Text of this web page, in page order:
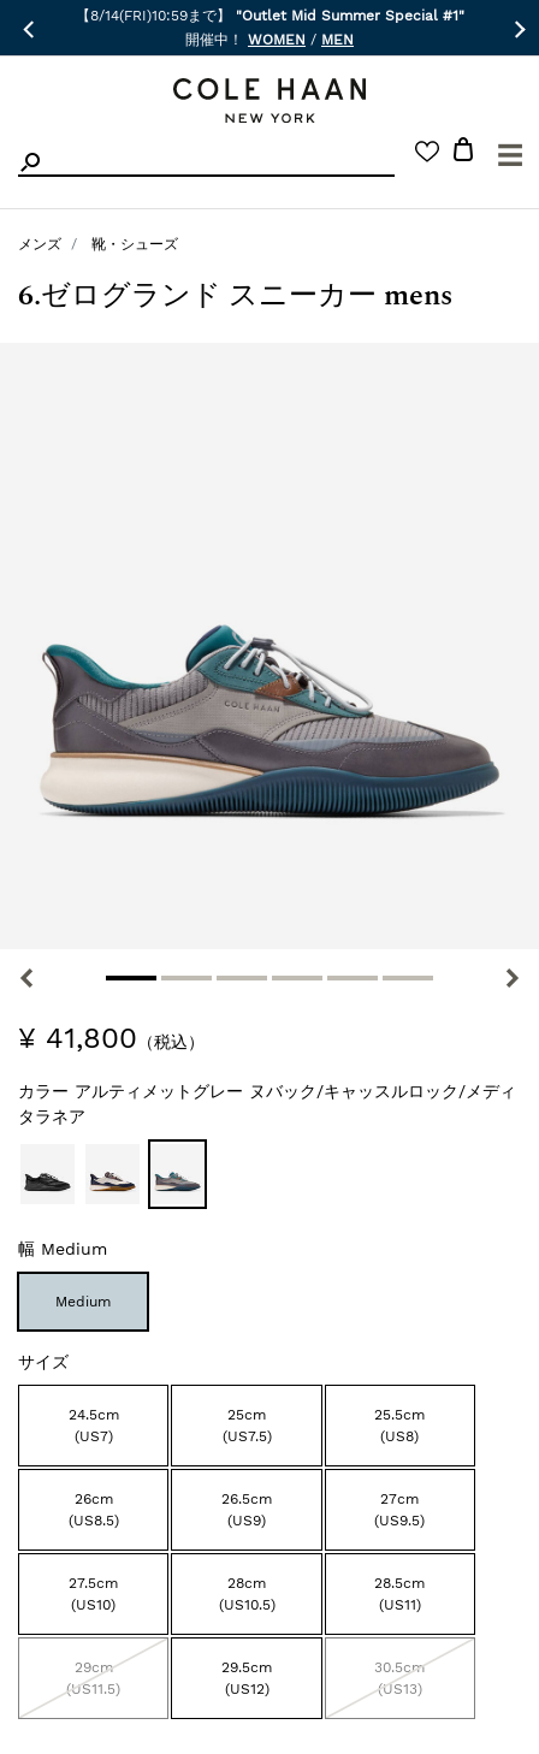
【8/14(FRI)10:59まで】
"Outlet Mid Summer Special #1"
開催中！ WOMEN / MEN
☰
メンズ 靴・シューズ
6.ゼログランド スニーカー mens
¥ 41,800 （税込）
カラー アルティメットグレー ヌバック/キャッスルロック/メディ
タラネア
幅 Medium
Medium
サイズ
24.5cm
(US7)
25cm
(US7.5)
25.5cm
(US8)
26cm
(US8.5)
26.5cm
(US9)
27cm
(US9.5)
27.5cm
(US10)
28cm
(US10.5)
28.5cm
(US11)
29cm
(US11.5)
29.5cm
(US12)
30.5cm
(US13)